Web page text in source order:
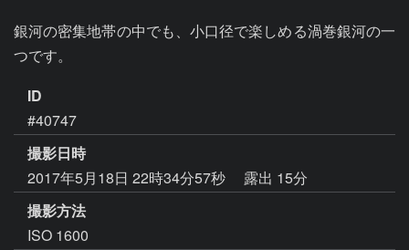
銀河の密集地帯の中でも、小口径で楽しめる渦巻銀河の一
つです。
ID
#40747
撮影日時
2017年5月18日 22時34分57秒
露出 15分
撮影方法
ISO 1600